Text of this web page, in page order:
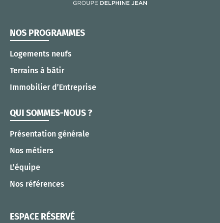
NOS PROGRAMMES
Logements neufs
Terrains à bâtir
Immobilier d’Entreprise
QUI SOMMES-NOUS ?
Présentation générale
Nos métiers
L’équipe
Nos références
ESPACE RÉSERVÉ